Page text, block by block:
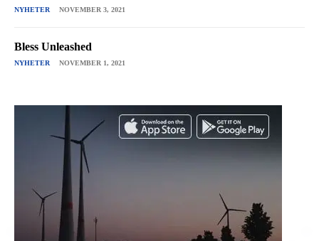
NYHETER NOVEMBER 3, 2021
Bless Unleashed
NYHETER NOVEMBER 1, 2021